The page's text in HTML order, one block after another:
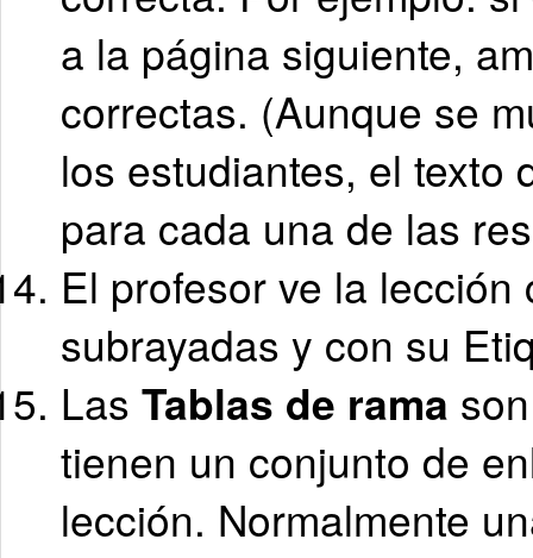
a la página siguiente,
correctas. (Aunque se
los estudiantes, el texto
para cada una de las
El profesor ve la
subrayadas y con su
Las Tablas de rama
tienen un conjunto de
lección. Normalmente